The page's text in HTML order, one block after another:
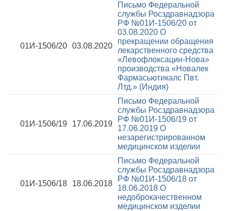
01И-1506/20 03.08.2020
Письмо Федеральной
службы Росздравнадзора
РФ №01И-1506/20 от
03.08.2020 О
прекращении обращения
лекарственного средства
«Левофлоксацин-Нова»
производства «Новалек
Фармасьютикалс Пвт.
Лтд.» (Индия)
01И-1506/19 17.06.2019
Письмо Федеральной
службы Росздравнадзора
РФ №01И-1506/19 от
17.06.2019 О
незарегистрированном
медицинском изделии
01И-1506/18 18.06.2018
Письмо Федеральной
службы Росздравнадзора
РФ №01И-1506/18 от
18.06.2018 О
недоброкачественном
медицинском изделии